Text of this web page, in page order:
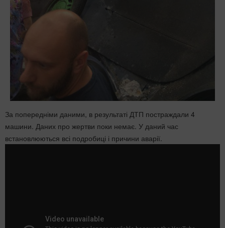
За попередніми даними, в результаті ДТП постраждали 4
машини. Даних про жертви поки немає. У даний час
встановлюються всі подробиці і причини аварії.